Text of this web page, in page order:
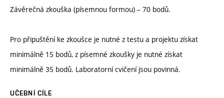
Závěrečná zkouška (písemnou formou) – 70 bodů.
Pro připuštění ke zkoušce je nutné z testu a projektu získat
minimálně 15 bodů, z písemné zkoušky je nutné získat
minimálně 35 bodů. Laboratorní cvičení jsou povinná.
UČEBNÍ CÍLE